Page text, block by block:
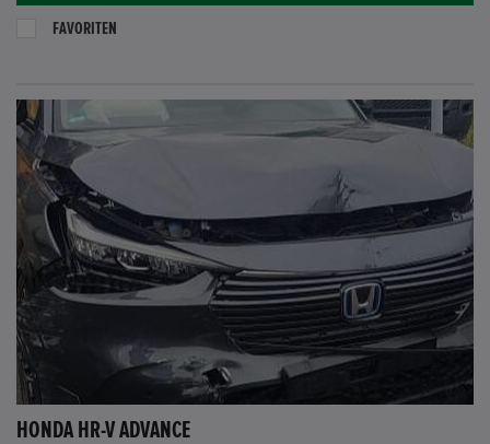
FAVORITEN
HONDA HR-V ADVANCE